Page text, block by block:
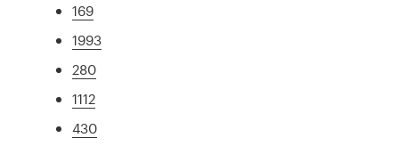
169
1993
280
1112
430